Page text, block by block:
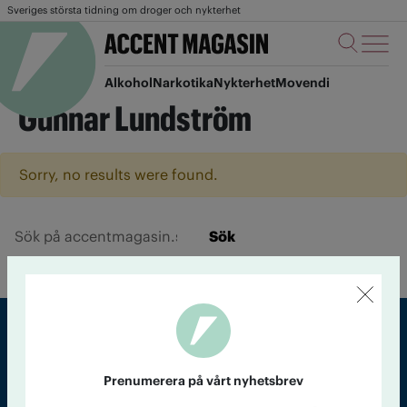
Sveriges största tidning om droger och nykterhet
AlkoholNarkotikaNykterhetMovendi
Gunnar Lundström
Sorry, no results were found.
Sök
Prenumerera på vårt nyhetsbrev